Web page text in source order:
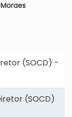
Moraes
(SOCD) -
(SOCD)